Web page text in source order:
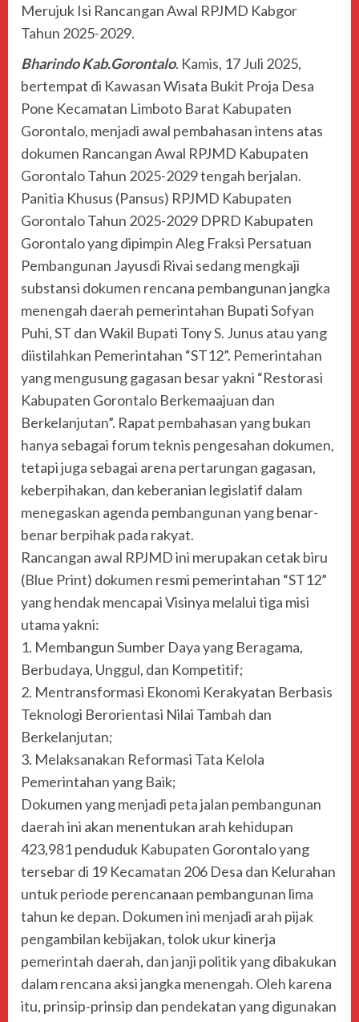
Merujuk Isi Rancangan Awal RPJMD Kabgor
Tahun 2025-2029.
Bharindo Kab.Gorontalo. Kamis, 17 Juli 2025,
bertempat di Kawasan Wisata Bukit Proja Desa
Pone Kecamatan Limboto Barat Kabupaten
Gorontalo, menjadi awal pembahasan intens atas
dokumen Rancangan Awal RPJMD Kabupaten
Gorontalo Tahun 2025-2029 tengah berjalan.
Panitia Khusus (Pansus) RPJMD Kabupaten
Gorontalo Tahun 2025-2029 DPRD Kabupaten
Gorontalo yang dipimpin Aleg Fraksi Persatuan
Pembangunan Jayusdi Rivai sedang mengkaji
substansi dokumen rencana pembangunan jangka
menengah daerah pemerintahan Bupati Sofyan
Puhi, ST dan Wakil Bupati Tony S. Junus atau yang
diistilahkan Pemerintahan “ST12”. Pemerintahan
yang mengusung gagasan besar yakni “Restorasi
Kabupaten Gorontalo Berkemaajuan dan
Berkelanjutan”. Rapat pembahasan yang bukan
hanya sebagai forum teknis pengesahan dokumen,
tetapi juga sebagai arena pertarungan gagasan,
keberpihakan, dan keberanian legislatif dalam
menegaskan agenda pembangunan yang benar-
benar berpihak pada rakyat.
Rancangan awal RPJMD ini merupakan cetak biru
(Blue Print) dokumen resmi pemerintahan “ST12”
yang hendak mencapai Visinya melalui tiga misi
utama yakni:
1. Membangun Sumber Daya yang Beragama,
Berbudaya, Unggul, dan Kompetitif;
2. Mentransformasi Ekonomi Kerakyatan Berbasis
Teknologi Berorientasi Nilai Tambah dan
Berkelanjutan;
3. Melaksanakan Reformasi Tata Kelola
Pemerintahan yang Baik;
Dokumen yang menjadi peta jalan pembangunan
daerah ini akan menentukan arah kehidupan
423,981 penduduk Kabupaten Gorontalo yang
tersebar di 19 Kecamatan 206 Desa dan Kelurahan
untuk periode perencanaan pembangunan lima
tahun ke depan. Dokumen ini menjadi arah pijak
pengambilan kebijakan, tolok ukur kinerja
pemerintah daerah, dan janji politik yang dibakukan
dalam rencana aksi jangka menengah. Oleh karena
itu, prinsip-prinsip dan pendekatan yang digunakan